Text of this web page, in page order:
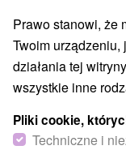
Prawo stanowi, że
Twoim
działania tej
wszystkie inne
Pliki cookie,
Techniczne i